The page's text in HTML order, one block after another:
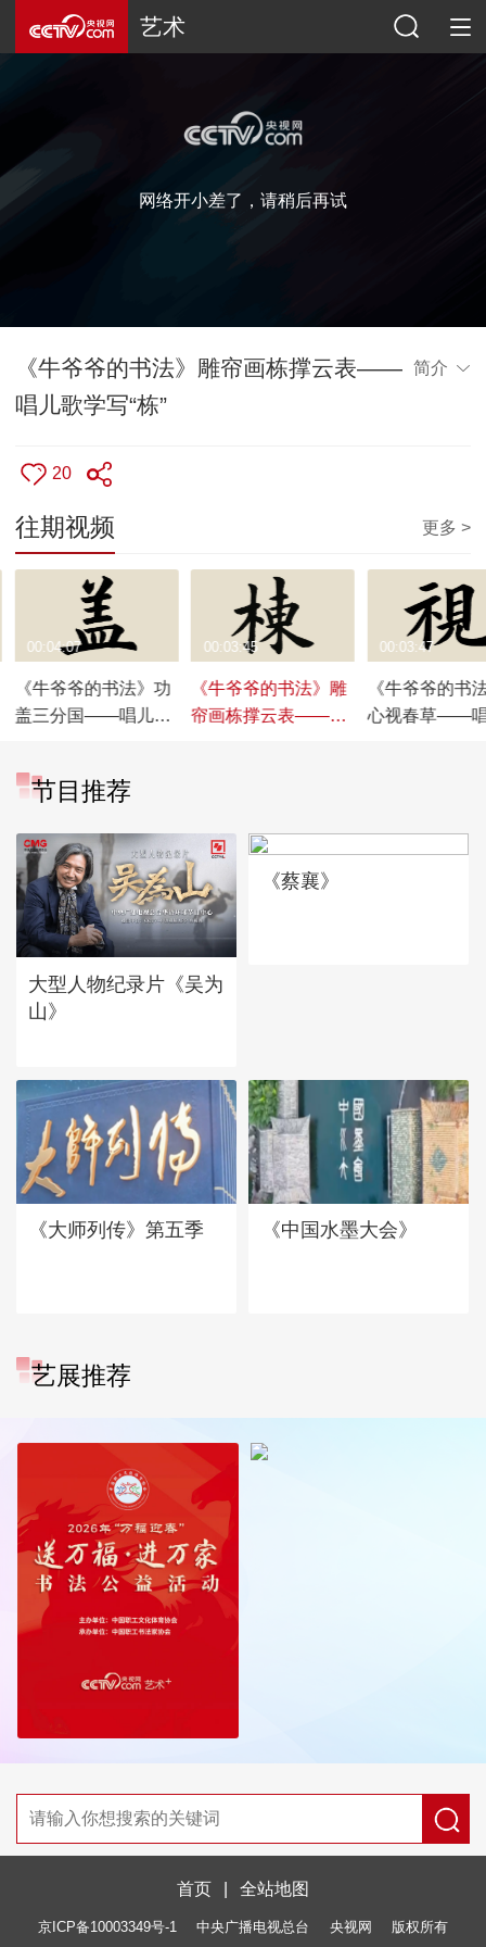
艺术
网络开小差了，请稍后再试
《牛爷爷的书法》雕帘画栋撑云表——
唱儿歌学写“栋”
简介
20
往期视频 更多 >
《牛爷爷的书法》功
盖三分国——唱儿歌
00:04:07
《牛爷爷的书法》雕
帘画栋撑云表——唱
00:03:45
《牛爷爷的书
心视春草——
00:03:47
节目推荐
大型人物纪录片《吴为
山》
《蔡襄》
《大师列传》第五季 《中国水墨大会》
艺展推荐
首页 全站地图
京ICP备10003349号-1 中央广播电视总台 央视网 版权所有